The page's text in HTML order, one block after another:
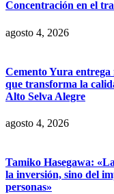
Concentración en el
agosto 4, 2026
Cemento Yura
que transforma la
Alto Selva Alegre
agosto 4, 2026
Tamiko Hasegawa:
la inversión, sino del
personas»